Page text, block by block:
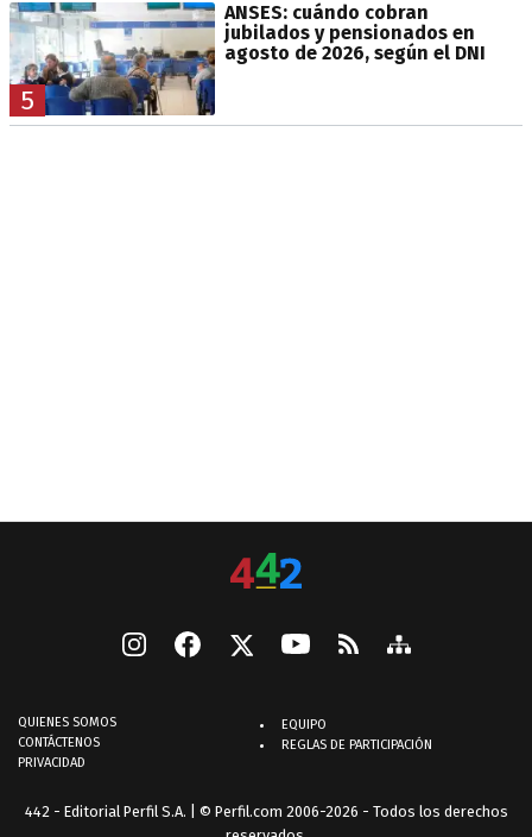
5
ANSES: cuándo cobran
jubilados y pensionados en
agosto de 2026, según el DNI
QUIENES SOMOS
CONTÁCTENOS
PRIVACIDAD
EQUIPO
REGLAS DE PARTICIPACIÓN
442 - Editorial Perfil S.A. | © Perfil.com 2006-2026 - Todos los derechos